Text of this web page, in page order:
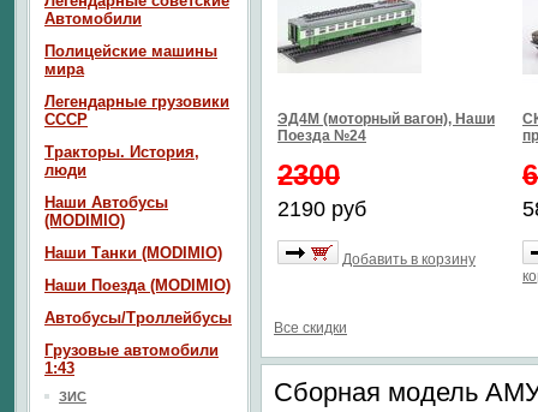
ЭД4М (моторный вагон), Наши
Поезда №24
2300
2190 руб
Добавить в корзину
Все скидки
Сборная модель
Автомобили
Полицейские машины
мира
Легендарные грузовики
СССР
Тракторы. История,
люди
Наши Автобусы
(MODIMIO)
Наши Танки (MODIMIO)
Наши Поезда (MODIMIO)
Автобусы/Троллейбусы
Грузовые автомобили
1:43
ЗИС